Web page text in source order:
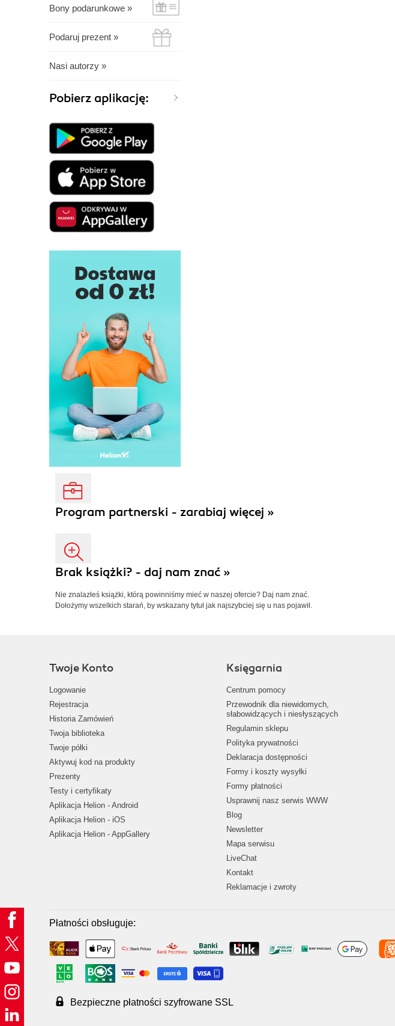
Bony podarunkowe »
Podaruj prezent »
Nasi autorzy »
Pobierz aplikację:
Program partnerski - zarabiaj więcej »
Brak książki? - daj nam znać »
Nie znalazłeś książki, którą powinniśmy mieć w naszej ofercie? Daj nam znać.
Dołożymy wszelkich starań, by wskazany tytuł jak najszybciej się u nas pojawił.
Twoje Konto
Logowanie
Rejestracja
Historia Zamówień
Twoja biblioteka
Twoje półki
Aktywuj kod na produkty
Prezenty
Testy i certyfikaty
Aplikacja Helion - Android
Aplikacja Helion - iOS
Aplikacja Helion - AppGallery
Księgarnia
Centrum pomocy
Przewodnik dla niewidomych,
słabowidzących i niesłyszących
Regulamin sklepu
Polityka prywatności
Deklaracja dostępności
Formy i koszty wysyłki
Formy płatności
Usprawnij nasz serwis WWW
Blog
Newsletter
Mapa serwisu
LiveChat
Kontakt
Reklamacje i zwroty
Płatności obsługuje:
Bezpieczne płatności szyfrowane SSL